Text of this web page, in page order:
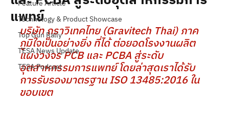
Feature Article
Technology & Product Showcase
Top Gun Rally
TESA News Update
TESA Podcast
แพทย์
บริษัท กราวิเทคไทย (Gravitech Thai) ภาค
ภูมิใจเป็นอย่างยิ่ง ที่ได้ ต่อยอดโรงงานผลิต
แผงวงจร PCB และ PCBA สู่ระดับ
อุตสาหกรรมการแพทย์ โดยล่าสุดเราได้รับ
การรับรองมาตรฐาน ISO 13485:2016 ใน
ขอบเขต